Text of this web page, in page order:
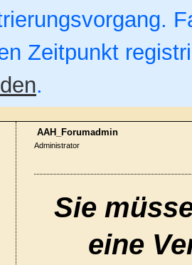
Zeitpunkt
.
AAH_Forumadmin
Administrator
Sie
eine